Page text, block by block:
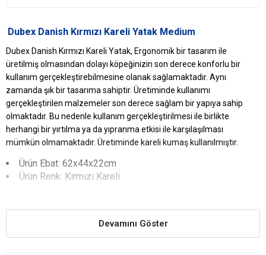
Dubex Danish Kırmızı Kareli Yatak Medium
Dubex Danish Kırmızı Kareli Yatak, Ergonomik bir tasarım ile
üretilmiş olmasından dolayı köpeğinizin son derece konforlu bir
kullanım gerçekleştirebilmesine olanak sağlamaktadır. Aynı
zamanda şık bir tasarıma sahiptir. Üretiminde kullanımı
gerçekleştirilen malzemeler son derece sağlam bir yapıya sahip
olmaktadır. Bu nedenle kullanım gerçekleştirilmesi ile birlikte
herhangi bir yırtılma ya da yıpranma etkisi ile karşılaşılması
mümkün olmamaktadır. Üretiminde kareli kumaş kullanılmıştır.
Ürün Ebat: 62x44x22cm
Ürün Renk: Kırmızı Kareli
Rahatlığı sayesinde ideal bir deneyim sahibi olan dostlarınız bu ürün
Devamını Göster